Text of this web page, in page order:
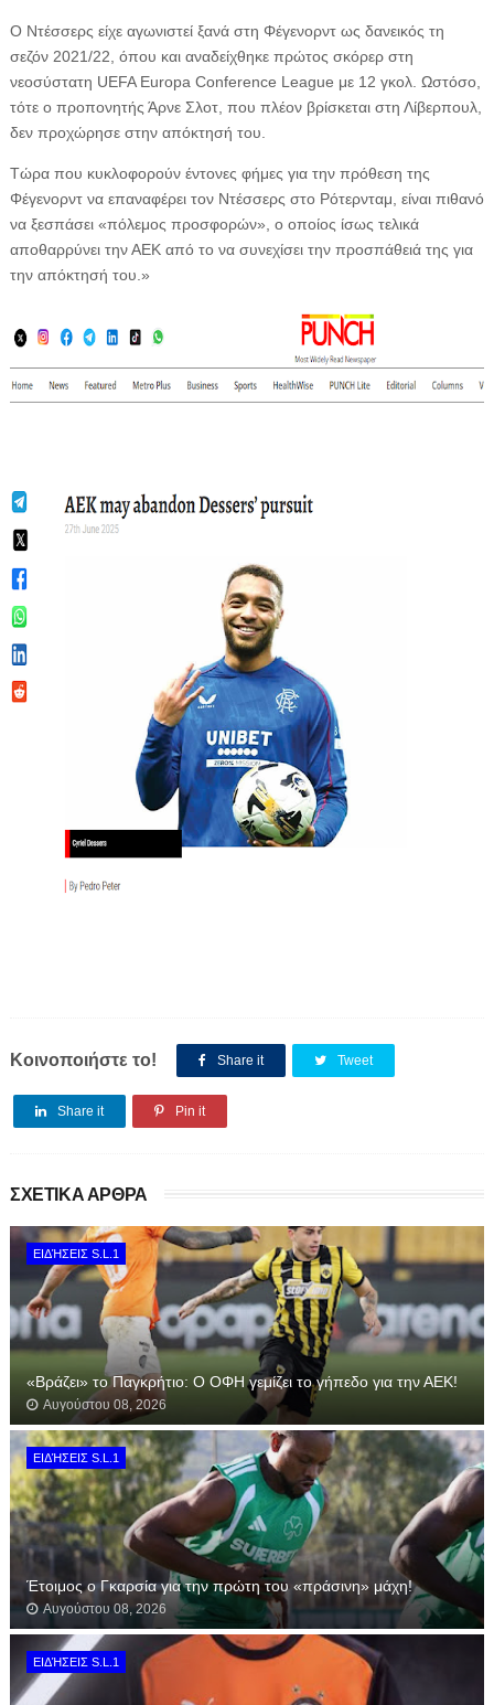
Ο Ντέσσερς είχε αγωνιστεί ξανά στη Φέγενορντ ως δανεικός τη
σεζόν 2021/22, όπου και αναδείχθηκε πρώτος σκόρερ στη
νεοσύστατη UEFA Europa Conference League με 12 γκολ. Ωστόσο,
τότε ο προπονητής Άρνε Σλοτ, που πλέον βρίσκεται στη Λίβερπουλ,
δεν προχώρησε στην απόκτησή του.
Τώρα που κυκλοφορούν έντονες φήμες για την πρόθεση της
Φέγενορντ να επαναφέρει τον Ντέσσερς στο Ρότερνταμ, είναι πιθανό
να ξεσπάσει «πόλεμος προσφορών», ο οποίος ίσως τελικά
αποθαρρύνει την ΑΕΚ από το να συνεχίσει την προσπάθειά της για
την απόκτησή του.»
Κοινοποιήστε το! Share it Tweet
Share it Pin it
ΣΧΕΤΙΚΑ ΑΡΘΡΑ
ΕΙΔΉΣΕΙΣ S.L.1
«Βράζει» το Παγκρήτιο: Ο ΟΦΗ γεμίζει το γήπεδο για την ΑΕΚ!
Αυγούστου 08, 2026
ΕΙΔΉΣΕΙΣ S.L.1
Έτοιμος ο Γκαρσία για την πρώτη του «πράσινη» μάχη!
Αυγούστου 08, 2026
ΕΙΔΉΣΕΙΣ S.L.1